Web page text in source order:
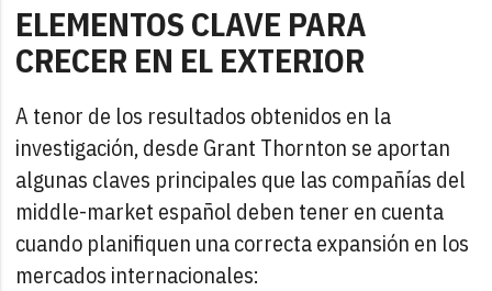
ELEMENTOS CLAVE PARA
CRECER EN EL EXTERIOR
A tenor de los resultados obtenidos en la
investigación, desde Grant Thornton se aportan
algunas claves principales que las compañías del
middle-market español deben tener en cuenta
cuando planifiquen una correcta expansión en los
mercados internacionales: